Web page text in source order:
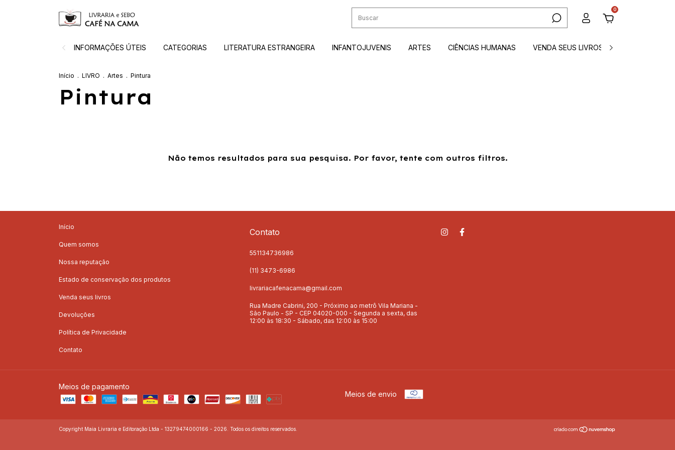
0
INFORMAÇÕES ÚTEIS CATEGORIAS LITERATURA ESTRANGEIRA INFANTOJUVENIS ARTES CIÊNCIAS HUMANAS VENDA SEUS LIVROS
Início . LIVRO . Artes . Pintura
Pintura
Não temos resultados para sua pesquisa. Por favor, tente com outros filtros.
Início
Quem somos
Nossa reputação
Estado de conservação dos produtos
Venda seus livros
Devoluções
Política de Privacidade
Contato
Contato
551134736986
(11) 3473-6986
livrariacafenacama@gmail.com
Rua Madre Cabrini, 200 - Próximo ao metrô Vila Mariana -
São Paulo - SP - CEP 04020-000 - Segunda a sexta, das
12:00 às 18:30 - Sábado, das 12:00 às 15:00
Meios de pagamento
Meios de envio
Copyright Maia Livraria e Editoração Ltda - 13279474000166 - 2026. Todos os direitos reservados.